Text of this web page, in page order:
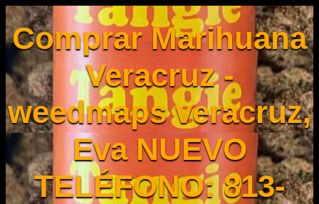
Comprar Marihuana
Veracruz -
weedmaps veracruz,
Eva NUEVO
TELÉFONO: 813-